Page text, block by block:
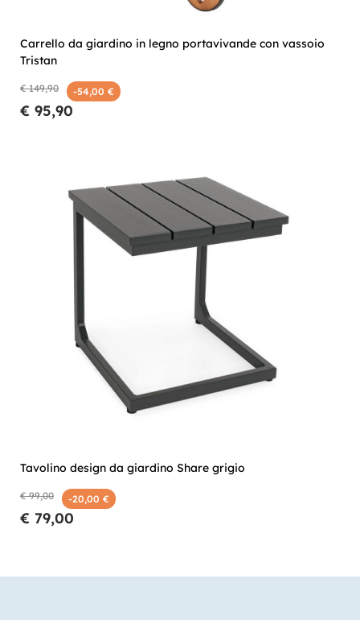
Carrello da giardino in legno portavivande con vassoio
Tristan
€ 149,90 -54,00 €
€ 95,90
Tavolino design da giardino Share grigio
€ 99,00 -20,00 €
€ 79,00